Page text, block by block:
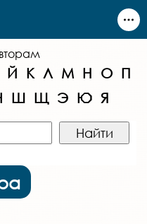
Й К Л М Н О П
Ш Щ Э Ю Я